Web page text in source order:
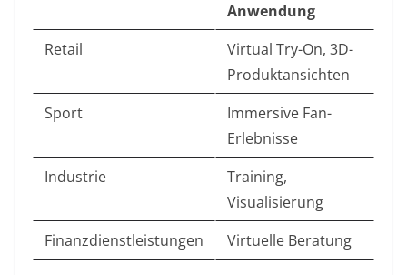
Anwendung
Retail
Virtual Try-On, 3D-
Produktansichten ​
Sport
Immersive Fan-
Erlebnisse
Industrie
Training,
Visualisierung ​
Finanzdienstleistungen
Virtuelle Beratung ​